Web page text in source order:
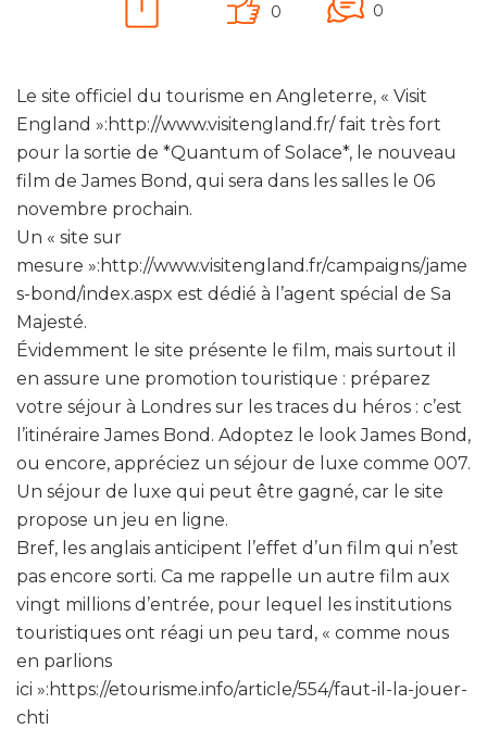
0 0
Le site officiel du tourisme en Angleterre, « Visit
England »:http://www.visitengland.fr/ fait très fort
pour la sortie de *Quantum of Solace*, le nouveau
film de James Bond, qui sera dans les salles le 06
novembre prochain.
Un « site sur
mesure »:http://www.visitengland.fr/campaigns/jame
s-bond/index.aspx est dédié à l’agent spécial de Sa
Majesté.
Évidemment le site présente le film, mais surtout il
en assure une promotion touristique : préparez
votre séjour à Londres sur les traces du héros : c’est
l’itinéraire James Bond. Adoptez le look James Bond,
ou encore, appréciez un séjour de luxe comme 007.
Un séjour de luxe qui peut être gagné, car le site
propose un jeu en ligne.
Bref, les anglais anticipent l’effet d’un film qui n’est
pas encore sorti. Ca me rappelle un autre film aux
vingt millions d’entrée, pour lequel les institutions
touristiques ont réagi un peu tard, « comme nous
en parlions
ici »:https://etourisme.info/article/554/faut-il-la-jouer-
chti